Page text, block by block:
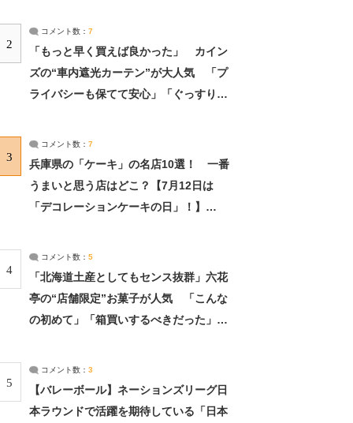
2
コメント数： 7
「もっと早く買えば良かった」 カイン
ズの“車内遮光カーテン”が大人気 「プ
ライバシーも保てて安心」「ぐっすり眠
3
コメント数： 7
兵庫県の「ケーキ」の名店10選！ 一番
うまいと思う店はどこ？【7月12日は
「デコレーションケーキの日」！】
4
コメント数： 5
「北海道土産としてもセンス抜群」六花
亭の“店舗限定”お菓子が人気 「こんな
の初めて」「箱買いするべきだった」
5
コメント数： 3
【バレーボール】ネーションズリーグ日
本ラウンドで活躍を期待している「日本